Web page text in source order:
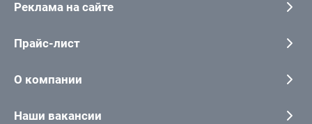
Реклама на сайте
Прайс-лист
О компании
Наши вакансии